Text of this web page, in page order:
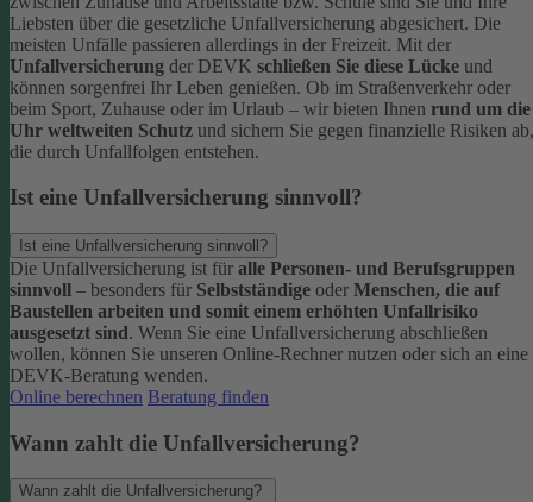
Liebsten über die gesetzliche Unfallversicherung abgesichert. Die
meisten Unfälle passieren allerdings in der Freizeit. Mit der
Unfallversicherung der DEVK schließen Sie diese Lücke und
können sorgenfrei Ihr Leben genießen. Ob im Straßenverkehr oder
beim Sport, Zuhause oder im Urlaub – wir bieten Ihnen rund um die
Uhr weltweiten Schutz und sichern Sie gegen finanzielle Risiken ab,
die durch Unfallfolgen entstehen.
Ist eine Unfallversicherung sinnvoll?
Ist eine Unfallversicherung sinnvoll?
Die Unfallversicherung ist für alle Personen- und Berufsgruppen
sinnvoll – besonders für Selbstständige oder Menschen, die auf
Baustellen arbeiten und somit einem erhöhten Unfallrisiko
ausgesetzt sind. Wenn Sie eine Unfallversicherung abschließen
wollen, können Sie unseren Online-Rechner nutzen oder sich an eine
DEVK-Beratung wenden.
Online berechnen Beratung finden
Wann zahlt die Unfallversicherung?
Wann zahlt die Unfallversicherung?